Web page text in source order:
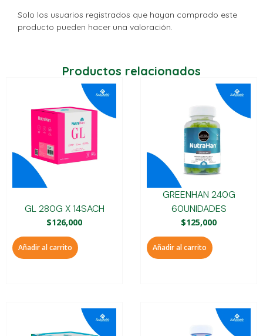
Solo los usuarios registrados que hayan comprado este
producto pueden hacer una valoración.
Productos relacionados
GL 280G X 14SACH
$126,000
Añadir al carrito
GREENHAN 240G
60UNIDADES
$125,000
Añadir al carrito